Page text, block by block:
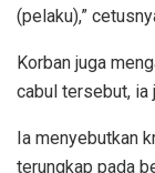
(pelaku),”
Korban juga
cabul tersebut, ia
Ia menyebutkan
terungkap pada